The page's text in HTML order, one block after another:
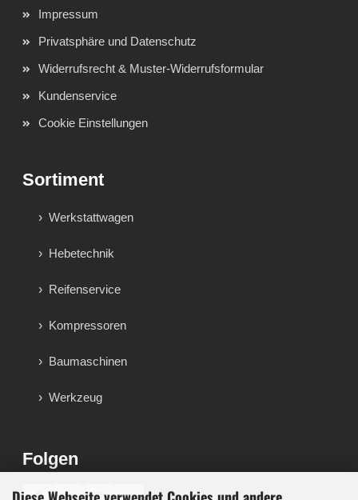
Impressum
Privatsphäre und Datenschutz
Widerrufsrecht & Muster-Widerrufsformular
Kundenservice
Cookie Einstellungen
Sortiment
Werkstattwagen
Hebetechnik
Reifenservice
Kompressoren
Baumaschinen
Werkzeug
Folgen